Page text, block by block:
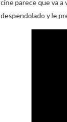
cine parece que va a
despendolado y le